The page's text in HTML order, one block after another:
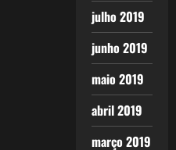
julho 2019
junho 2019
maio 2019
abril 2019
março 2019